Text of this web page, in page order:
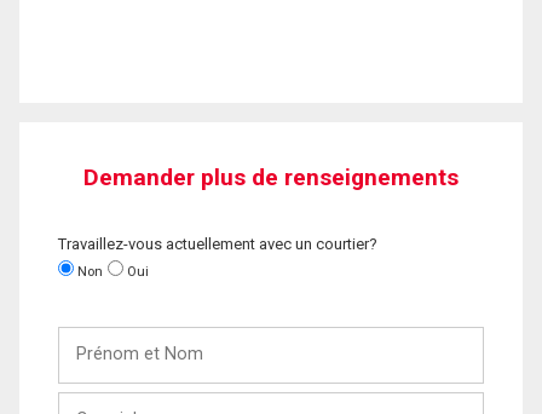
Demander plus de renseignements
Travaillez-vous actuellement avec un courtier?
Non Oui
Nom